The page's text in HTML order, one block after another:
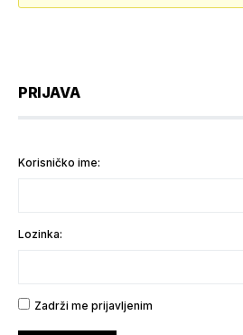
PRIJAVA
Korisničko ime:
Lozinka:
Zadrži me prijavljenim